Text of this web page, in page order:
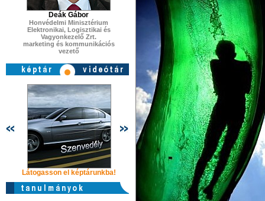
Deák Gábor
Honvédelmi Minisztérium
Elektronikai, Logisztikai és
Vagyonkezelő Zrt.
marketing és kommunikációs
vezető
Látogasson el képtárunkba! Látogasson el képtárunkba! Látogasson